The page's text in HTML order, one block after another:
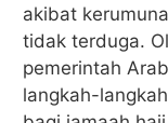
akibat
tidak terduga.
pemerintah
langkah-